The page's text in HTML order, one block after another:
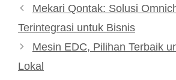
Mekari Qontak: Solusi
Terintegrasi untuk Bisnis
Mesin EDC, Pilihan Terbaik
Lokal